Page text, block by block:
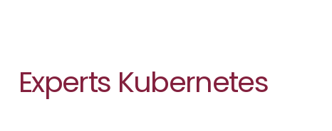
Experts Kubernetes